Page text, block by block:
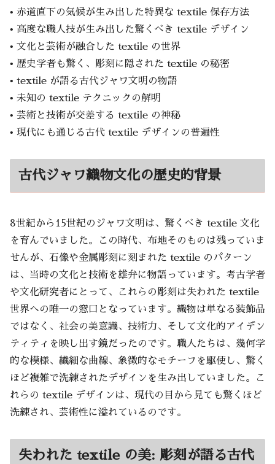
• 赤道直下の気候が生み出した特異な textile 保存方法
• 高度な職人技が生み出した驚くべき textile デザイン
• 文化と芸術が融合した textile の世界
• 歴史学者も驚く、彫刻に隠された textile の秘密
• textile が語る古代ジャワ文明の物語
• 未知の textile テクニックの解明
• 芸術と技術が交差する textile の神秘
• 現代にも通じる古代 textile デザインの普遍性
古代ジャワ織物文化の歴史的背景
8世紀から15世紀のジャワ文明は、驚くべき textile 文化
を育んでいました。この時代、布地そのものは残っていま
せんが、石像や金属彫刻に刻まれた textile のパターン
は、当時の文化と技術を雄弁に物語っています。考古学者
や文化研究者にとって、これらの彫刻は失われた textile
世界への唯一の窓口となっています。織物は単なる装飾品
ではなく、社会の美意識、技術力、そして文化的アイデン
ティティを映し出す鏡だったのです。職人たちは、幾何学
的な模様、繊細な曲線、象徴的なモチーフを駆使し、驚く
ほど複雑で洗練されたデザインを生み出していました。こ
れらの textile デザインは、現代の目から見ても驚くほど
洗練され、芸術性に溢れているのです。
失われた textile の美: 彫刻が語る古代